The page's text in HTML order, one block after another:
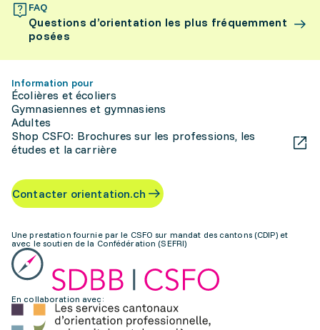
FAQ
Questions d’orientation les plus fréquemment
posées
Information pour
Écolières et écoliers
Gymnasiennes et gymnasiens
Adultes
Shop CSFO: Brochures sur les professions, les
études et la carrière
Contacter orientation.ch
Une prestation fournie par le CSFO sur mandat des cantons (CDIP) et
avec le soutien de la Confédération (SEFRI)
En collaboration avec: